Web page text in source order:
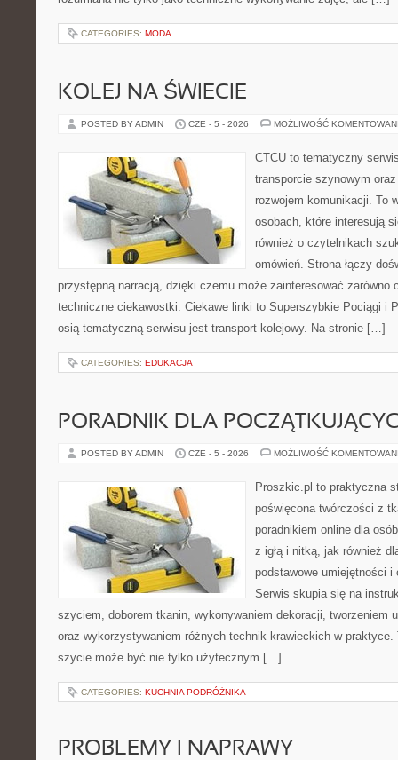
CATEGORIES: MODA
KOLEJ NA ŚWIECIE
POSTED BY ADMIN CZE - 5 - 2026 MOŻLIWOŚĆ
CTCU to tematyczny
transporcie szynowym
rozwojem komunikacji. To
osobach, które interesują
również o czytelnikach
omówień. Strona łączy
przystępną narracją, dzięki czemu może zainteresować zarówno
techniczne ciekawostki. Ciekawe linki to Superszybkie Pociągi i
osią tematyczną serwisu jest transport kolejowy. Na stronie […]
CATEGORIES: EDUKACJA
PORADNIK DLA
POSTED BY ADMIN CZE - 5 - 2026 MOŻLIWOŚĆ
Proszkic.pl to praktyczna
poświęcona twórczości z
poradnikiem online dla
z igłą i nitką, jak również
podstawowe umiejętności
Serwis skupia się na
szyciem, doborem tkanin, wykonywaniem dekoracji, tworzeniem
oraz wykorzystywaniem różnych technik krawieckich w
szycie może być nie tylko użytecznym […]
CATEGORIES: KUCHNIA PODRÓŻNIKA
PROBLEMY I NAPRAWY